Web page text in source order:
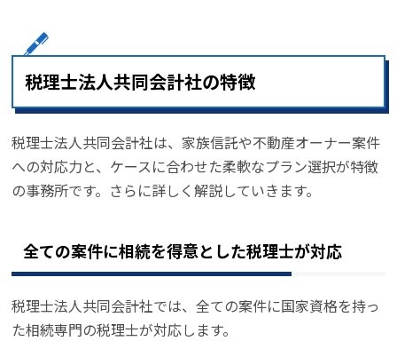
税理士法人共同会計社の特徴
税理士法人共同会計社は、家族信託や不動産オーナー案件
への対応力と、ケースに合わせた柔軟なプラン選択が特徴
の事務所です。さらに詳しく解説していきます。
全ての案件に相続を得意とした税理士が対応
税理士法人共同会計社では、全ての案件に国家資格を持っ
た相続専門の税理士が対応します。